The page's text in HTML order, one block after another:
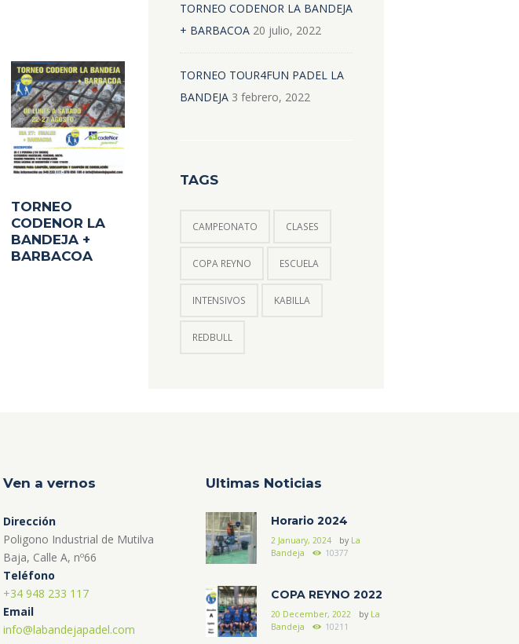
TORNEO
CODENOR LA
BANDEJA +
BARBACOA
TORNEO CODENOR LA BANDEJA
+ BARBACOA 20 julio, 2022
TORNEO TOUR4FUN PADEL LA
BANDEJA 3 febrero, 2022
TAGS
CAMPEONATO CLASES
COPA REYNO ESCUELA
INTENSIVOS KABILLA
REDBULL
Ven a vernos
Dirección
Poligono Industrial de Mutilva
Baja, Calle A, nº66
Teléfono
+34 948 233 117
Email
info@labandejapadel.com
Ultimas Noticias
Horario 2024
2 January, 2024 by La
Bandeja
10377
COPA REYNO 2022
20 December, 2022 by La
Bandeja
10211